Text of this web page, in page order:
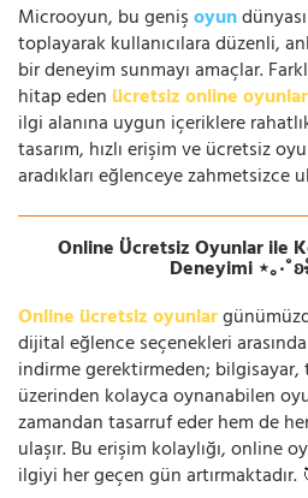
Microoyun, bu genişoyun
toplayarak kullanıcılara düzenli,
bir deneyim sunmayı amaçlar.
hitap eden ücretsiz online oyunlar
ilgi alanına uygun içeriklere
tasarım, hızlı erişim ve ücretsiz
aradıkları eğlenceye zahmetsizce
Online Ücretsiz Oyunlar ile
Deneyimi ⋆｡
Online ücretsiz oyunlar
dijital eğlence seçenekleri arasında
indirme gerektirmeden;
üzerinden kolayca oynanabilen
zamandan tasarruf eder hem de
ulaşır. Bu erişim kolaylığı, online
ilgiyi her geçen gün artırmaktadır.